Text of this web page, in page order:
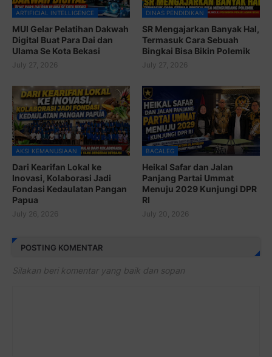
ARTIFICIAL INTELLIGENCE
MUI Gelar Pelatihan Dakwah
Digital Buat Para Dai dan
Ulama Se Kota Bekasi
July 27, 2026
DINAS PENDIDIKAN
SR Mengajarkan Banyak Hal,
Termasuk Cara Sebuah
Bingkai Bisa Bikin Polemik
July 27, 2026
AKSI KEMANUSIAAN
Dari Kearifan Lokal ke
Inovasi, Kolaborasi Jadi
Fondasi Kedaulatan Pangan
Papua
July 26, 2026
BACALEG
Heikal Safar dan Jalan
Panjang Partai Ummat
Menuju 2029 Kunjungi DPR
RI
July 20, 2026
POSTING KOMENTAR
Silakan beri komentar yang baik dan sopan